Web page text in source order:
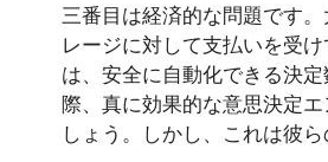
三番目は経済的な問題です
レージに対して支払いを受
は、安全に自動化できる決
際、真に効果的な意思決定
しょう。しかし、これは彼